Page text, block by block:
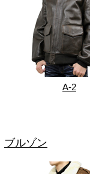
A-2
ブルゾン